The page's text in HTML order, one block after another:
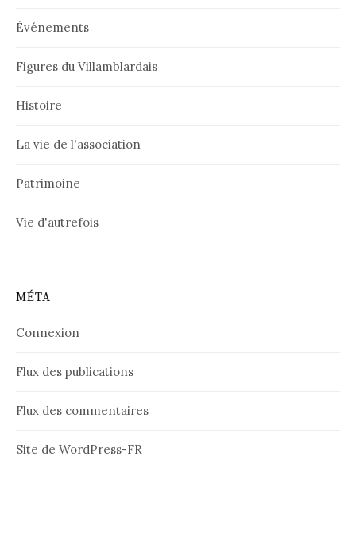
Événements
Figures du Villamblardais
Histoire
La vie de l'association
Patrimoine
Vie d'autrefois
MÉTA
Connexion
Flux des publications
Flux des commentaires
Site de WordPress-FR